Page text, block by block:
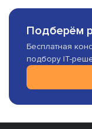
Подберём
Бесплатная
подбору IT-